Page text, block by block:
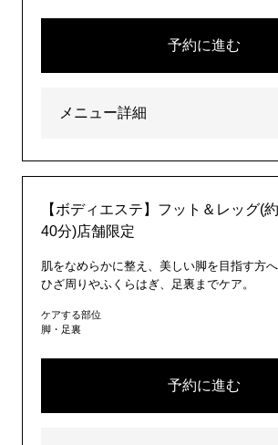
予約に進む
メニュー詳細
【ボディエステ】フット＆レッグ(約
40分)店舗限定
肌をなめらかに整え、美しい脚を目指す方へ
ひざ周りやふくらはぎ、足裏までケア。
ケアする部位
脚・足裏
予約に進む